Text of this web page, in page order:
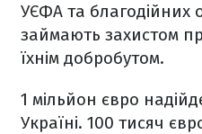
УЄФА та благодійних
займають захистом
їхнім добробутом.
1 мільйон євро
Україні. 100 тисяч